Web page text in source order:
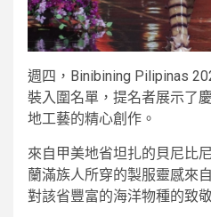
週四，Binibining Pilipinas
裝入圍名單，提名者展示了
地工藝的精心創作。
來自甲美地省坦扎的貝尼比
蘭滿族人所穿的製服靈感來
對該省豐富的海洋物種的致